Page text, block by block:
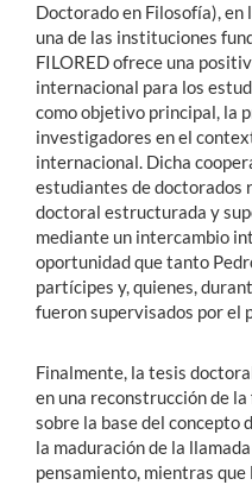
Doctorado en Filosofía), en
una de las instituciones
FILORED ofrece una
internacional para los
como objetivo principal, la
investigadores en el
internacional. Dicha
estudiantes de doctorados
doctoral estructurada y
mediante un intercambio
oportunidad que tanto
partícipes y, quienes,
fueron supervisados por el
Finalmente, la tesis
en una reconstrucción de
sobre la base del concepto
la maduración de la
pensamiento, mientras